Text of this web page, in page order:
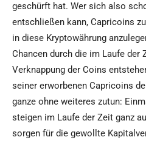
geschürft hat. Wer sich also
entschließen kann, Capricoins
in diese Kryptowährung
Chancen durch die im Laufe der
Verknappung der Coins
seiner erworbenen Capricoins
ganze ohne weiteres zutun:
steigen im Laufe der Zeit ganz
sorgen für die gewollte